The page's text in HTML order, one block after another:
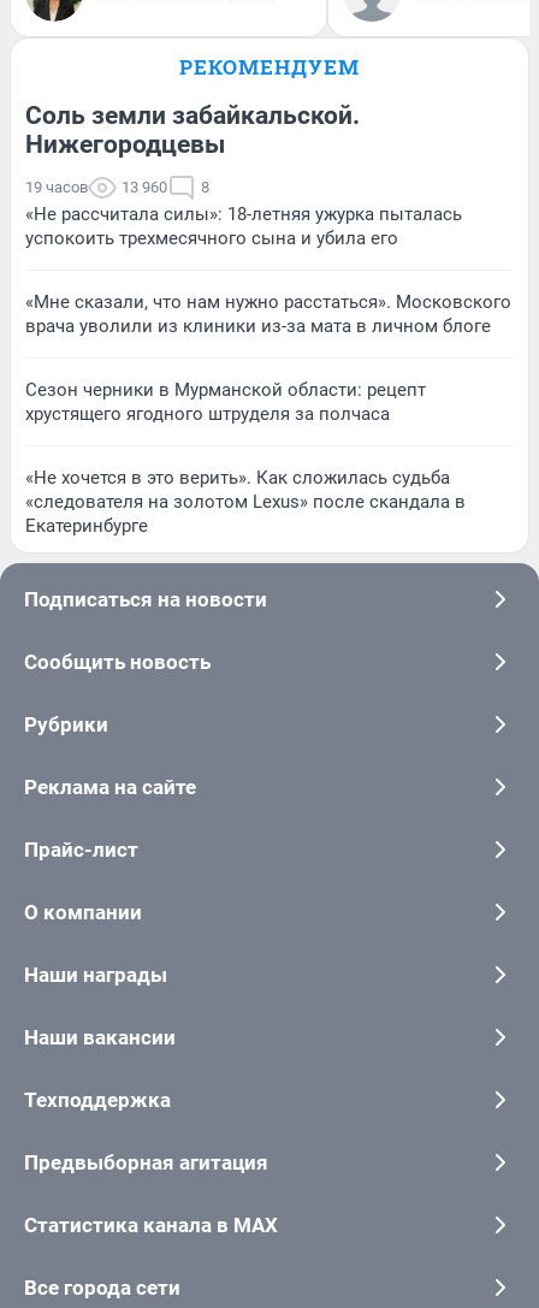
РЕКОМЕНДУЕМ
Соль земли забайкальской.
Нижегородцевы
19 часов 13 960 8
«Не рассчитала силы»: 18-летняя ужурка пыталась
успокоить трехмесячного сына и убила его
«Мне сказали, что нам нужно расстаться». Московского
врача уволили из клиники из-за мата в личном блоге
Сезон черники в Мурманской области: рецепт
хрустящего ягодного штруделя за полчаса
«Не хочется в это верить». Как сложилась судьба
«следователя на золотом Lexus» после скандала в
Екатеринбурге
Подписаться на новости
Сообщить новость
Рубрики
Реклама на сайте
Прайс-лист
О компании
Наши награды
Наши вакансии
Техподдержка
Предвыборная агитация
Статистика канала в MAX
Все города сети